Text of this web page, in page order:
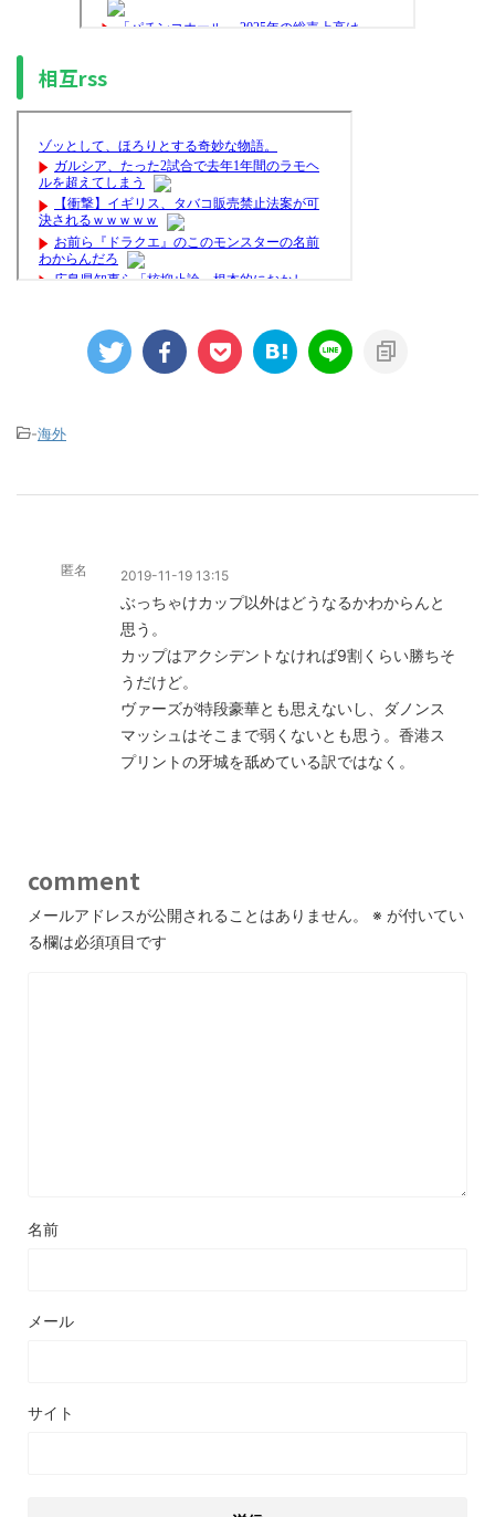
相互rss
-海外
匿名 2019-11-19 13:15
ぶっちゃけカップ以外はどうなるかわからんと
思う。
カップはアクシデントなければ9割くらい勝ちそ
うだけど。
ヴァーズが特段豪華とも思えないし、ダノンス
マッシュはそこまで弱くないとも思う。香港ス
プリントの牙城を舐めている訳ではなく。
comment
メールアドレスが公開されることはありません。 ※ が付いてい
る欄は必須項目です
名前
メール
サイト